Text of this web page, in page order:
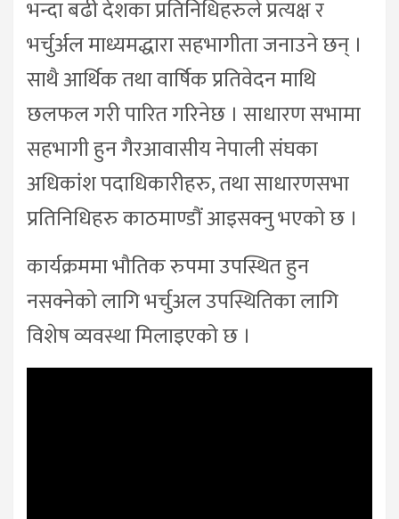
भन्दा बढी देशका प्रतिनिधिहरुले प्रत्यक्ष र
भर्चुर्अल माध्यमद्धारा सहभागीता जनाउने छन् ।
साथै आर्थिक तथा वार्षिक प्रतिवेदन माथि
छलफल गरी पारित गरिनेछ । साधारण सभामा
सहभागी हुन गैरआवासीय नेपाली संघका
अधिकांश पदाधिकारीहरु, तथा साधारणसभा
प्रतिनिधिहरु काठमाण्डौं आइसक्नु भएको छ ।
कार्यक्रममा भौतिक रुपमा उपस्थित हुन
नसक्नेको लागि भर्चुअल उपस्थितिका लागि
विशेष व्यवस्था मिलाइएको छ ।